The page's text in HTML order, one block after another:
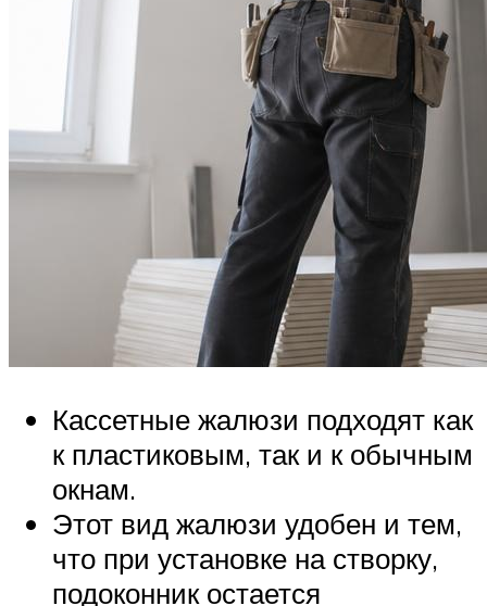
Кассетные жалюзи подходят как
к пластиковым, так и к обычным
окнам.
Этот вид жалюзи удобен и тем,
что при установке на створку,
подоконник остается